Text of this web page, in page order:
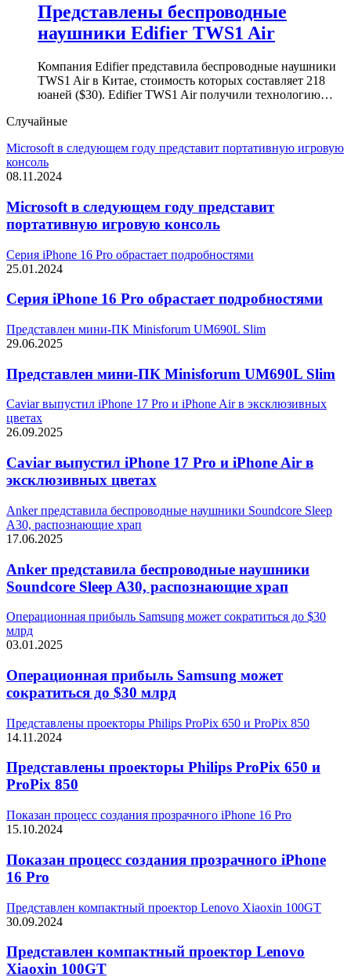
Представлены беспроводные
наушники Edifier TWS1 Air
Компания Edifier представила беспроводные наушники
TWS1 Air в Китае, стоимость которых составляет 218
юаней ($30). Edifier TWS1 Air получили технологию…
Случайные
Microsoft в следующем году представит портативную игровую
консоль
08.11.2024
Microsoft в следующем году представит
портативную игровую консоль
Серия iPhone 16 Pro обрастает подробностями
25.01.2024
Серия iPhone 16 Pro обрастает подробностями
Представлен мини-ПК Minisforum UM690L Slim
29.06.2025
Представлен мини-ПК Minisforum UM690L Slim
Caviar выпустил iPhone 17 Pro и iPhone Air в эксклюзивных
цветах
26.09.2025
Caviar выпустил iPhone 17 Pro и iPhone Air в
эксклюзивных цветах
Anker представила беспроводные наушники Soundcore Sleep
A30, распознающие храп
17.06.2025
Anker представила беспроводные наушники
Soundcore Sleep A30, распознающие храп
Операционная прибыль Samsung может сократиться до $30
млрд
03.01.2025
Операционная прибыль Samsung может
сократиться до $30 млрд
Представлены проекторы Philips ProPix 650 и ProPix 850
14.11.2024
Представлены проекторы Philips ProPix 650 и
ProPix 850
Показан процесс создания прозрачного iPhone 16 Pro
15.10.2024
Показан процесс создания прозрачного iPhone
16 Pro
Представлен компактный проектор Lenovo Xiaoxin 100GT
30.09.2024
Представлен компактный проектор Lenovo
Xiaoxin 100GT